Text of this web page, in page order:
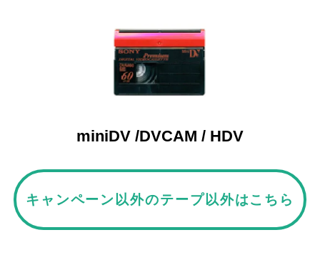
miniDV /DVCAM / HDV
キャンペーン以外のテープ以外はこちら